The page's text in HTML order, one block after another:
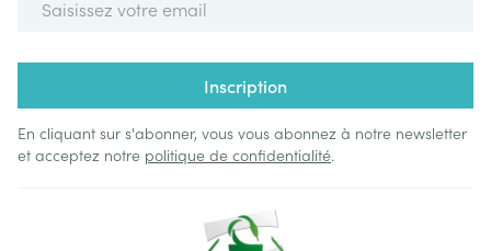
Inscription
En cliquant sur s'abonner, vous vous abonnez à notre newsletter
et acceptez notre politique de confidentialité.